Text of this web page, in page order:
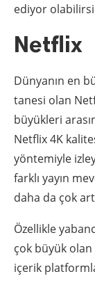
ediyor
Netflix
Dünyanın en
tanesi olan
büyükleri
Netflix 4K
yöntemiyle
farklı yayın
daha da çok
Özellikle
çok büyük
içerik